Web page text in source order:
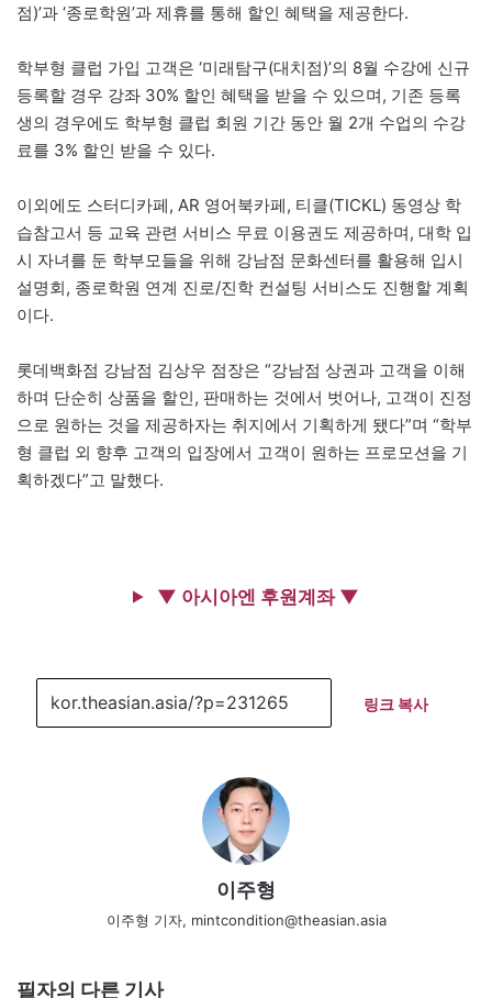
점)’과 ‘종로학원’과 제휴를 통해 할인 혜택을 제공한다.
학부형 클럽 가입 고객은 ‘미래탐구(대치점)’의 8월 수강에 신규
등록할 경우 강좌 30% 할인 혜택을 받을 수 있으며, 기존 등록
생의 경우에도 학부형 클럽 회원 기간 동안 월 2개 수업의 수강
료를 3% 할인 받을 수 있다.
이외에도 스터디카페, AR 영어북카페, 티클(TICKL) 동영상 학
습참고서 등 교육 관련 서비스 무료 이용권도 제공하며, 대학 입
시 자녀를 둔 학부모들을 위해 강남점 문화센터를 활용해 입시
설명회, 종로학원 연계 진로/진학 컨설팅 서비스도 진행할 계획
이다.
롯데백화점 강남점 김상우 점장은 “강남점 상권과 고객을 이해
하며 단순히 상품을 할인, 판매하는 것에서 벗어나, 고객이 진정
으로 원하는 것을 제공하자는 취지에서 기획하게 됐다”며 “학부
형 클럽 외 향후 고객의 입장에서 고객이 원하는 프로모션을 기
획하겠다”고 말했다.
▼ 아시아엔 후원계좌 ▼
링크 복사
이주형
이주형 기자, mintcondition@theasian.asia
필자의 다른 기사